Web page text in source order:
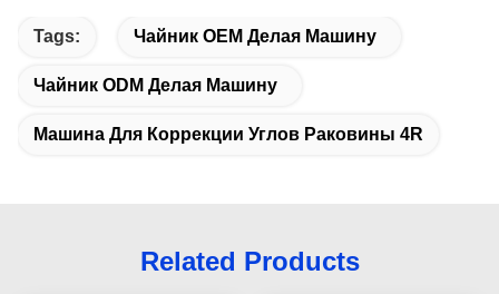
Tags: Чайник OEM Делая Машину
Чайник ODM Делая Машину
Машина Для Коррекции Углов Раковины 4R
Related Products